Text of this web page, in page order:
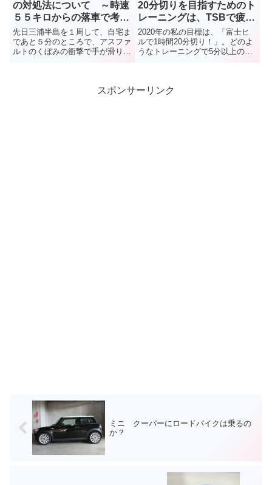
の対処法について ～時速
５５キロからの落車で考え
る その（２）
先日三浦半島を１周して、自宅ま
であと５分のところで、アスファ
ルトのくぼみの衝撃で手が滑り、
いのか？」ということについて、
20分切りを目指すためのト
レーニングは、TSBで疲労
度と戦闘力の管理がキモ！
2020年の私の目標は、「富士ヒ
ルで1時間20分切り！」。どのよ
うなトレーニングで5分以上のタ
を管理する」です。
スポンサーリンク
ミニ クーパーにロードバイクは乗るの
か？